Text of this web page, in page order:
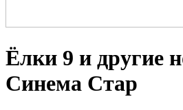
Ёлки 9 и другие
Синема Стар